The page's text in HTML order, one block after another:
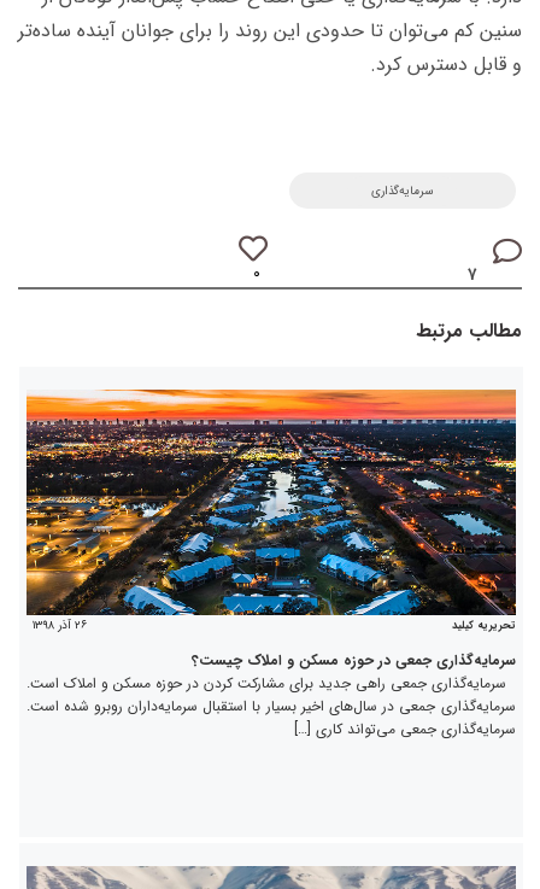
سنین کم می‌توان تا حدودی این روند را برای جوانان آینده ساده‌تر
و قابل‌ دسترس کرد.
سرمایه‌گذاری
۷ ۰
مطالب مرتبط
تحریریه کیلید ۲۶ آذر ۱۳۹۸
سرمایه‌گذاری جمعی در حوزه مسکن و املاک چیست؟
سرمایه‌گذاری جمعی راهی جدید برای مشارکت کردن در حوزه مسکن و املاک است.
سرمایه‌گذاری جمعی در سال‌های اخیر بسیار با استقبال سرمایه‌داران روبرو شده است.
سرمایه‌گذاری جمعی می‌تواند کاری […]